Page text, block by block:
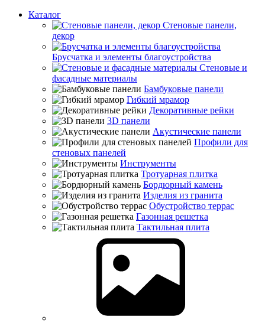
Каталог
Стеновые панели,
декор
Брусчатка и элементы благоустройства
Стеновые и
фасадные материалы
Бамбуковые панели
Гибкий мрамор
Декоративные рейки
3D панели
Акустические панели
Профили для
стеновых панелей
Инструменты
Тротуарная плитка
Бордюрный камень
Изделия из гранита
Обустройство террас
Газонная решетка
Тактильная плита